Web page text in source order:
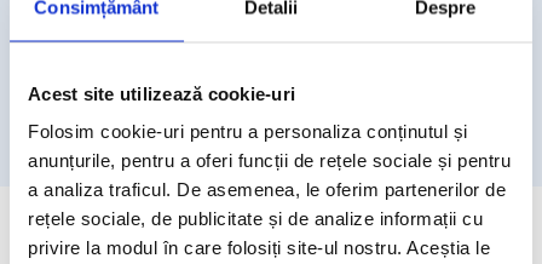
Consimțământ Detalii Despre
Acest site utilizează cookie-uri
Folosim cookie-uri pentru a personaliza conținutul și
anunțurile, pentru a oferi funcții de rețele sociale și pentru
a analiza traficul. De asemenea, le oferim partenerilor de
rețele sociale, de publicitate și de analize informații cu
privire la modul în care folosiți site-ul nostru. Aceștia le
Agentia Travel Matters este asigurata la Omniasig cu Polita
Licenta de turism Asigurare